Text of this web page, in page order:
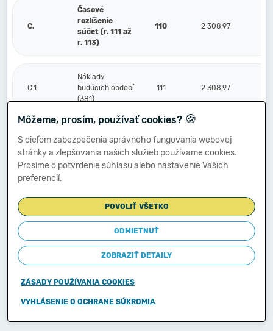
C.
Časové
rozlíšenie
súčet (r. 111 až
r. 113)
110 2 308,97
C.1.
Náklady
budúcich období
(381)
111 2 308,97
2.
náklady
budúcich období
(382)
112 0,00
Príjmy budúcich
období (385)
113
Vzťahy k účtom
klientov
Štátnej
pokladnice
skupina 20)
Môžeme, prosím, používať cookies? 🍪
S cieľom zabezpečenia správneho fungovania webovej
stránky a zlepšovania našich služieb používame cookies.
Prosíme o potvrdenie súhlasu alebo nastavenie Vašich
preferencií.
POVOLIŤ VŠETKO
ODMIETNUŤ
ZOBRAZIŤ DETAILY
ZÁSADY POUŽÍVANIA COOKIES
VYHLÁSENIE O OCHRANE SÚKROMIA